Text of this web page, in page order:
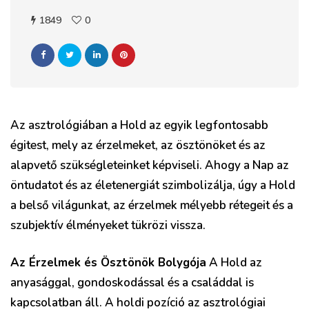
1849 0
Az asztrológiában a Hold az egyik legfontosabb
égitest, mely az érzelmeket, az ösztönöket és az
alapvető szükségleteinket képviseli. Ahogy a Nap az
öntudatot és az életenergiát szimbolizálja, úgy a Hold
a belső világunkat, az érzelmek mélyebb rétegeit és a
szubjektív élményeket tükrözi vissza.
Az Érzelmek és Ösztönök Bolygója A Hold az
anyasággal, gondoskodással és a családdal is
kapcsolatban áll. A holdi pozíció az asztrológiai